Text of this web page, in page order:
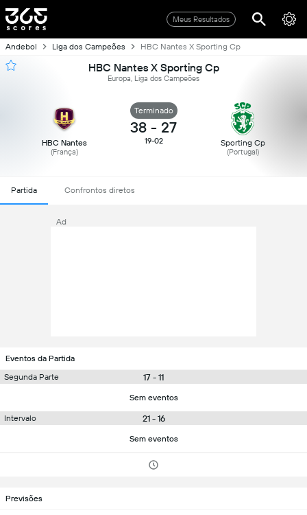
Meus Resultados
Andebol Liga dos Campeões HBC Nantes X Sporting Cp
HBC Nantes X Sporting Cp
Europa, Liga dos Campeões
HBC Nantes
(França)
Terminado
38 - 27
19-02 Sporting Cp
(Portugal)
Partida Confrontos diretos
Ad
Eventos da Partida
Segunda Parte
17 - 11
Sem eventos
Intervalo 21 - 16
Sem eventos
Previsões